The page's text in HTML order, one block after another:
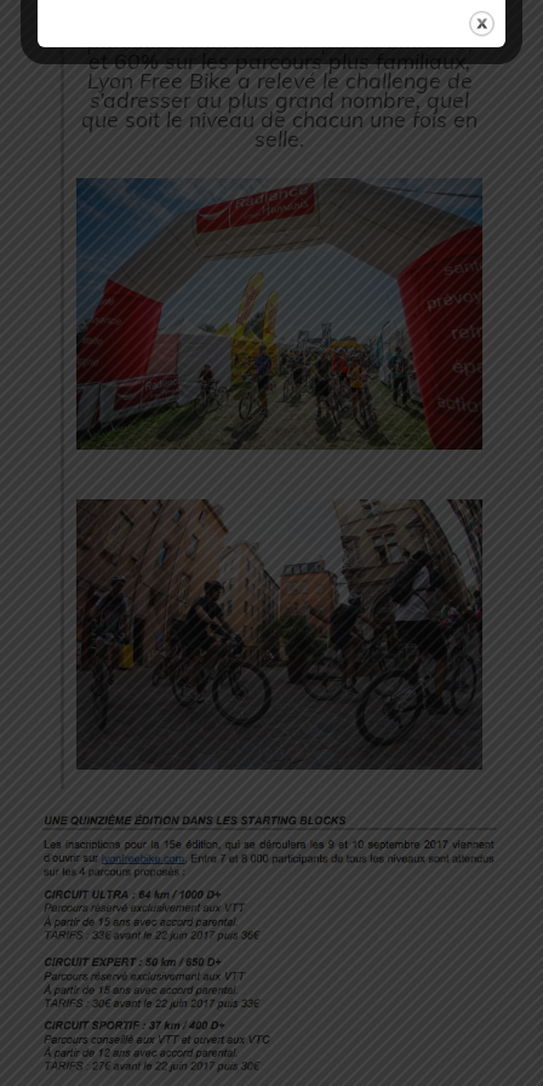
parcours réservés à un public entrainé,
et 60% sur les parcours plus familiaux,
Lyon Free Bike a relevé le challenge de
s’adresser au plus grand nombre, quel
que soit le niveau de chacun une fois en
selle.